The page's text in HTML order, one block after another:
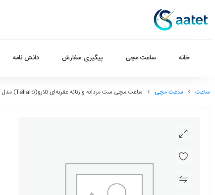
خانه ساعت مچی پیگیری سفارش دانش نامه
ساعت ساعت مچی ساعت مچی ست مردانه و زنانه عقربه‌ای تلارو(Tellaro) مدل T3007LMP44-T3007GMP44